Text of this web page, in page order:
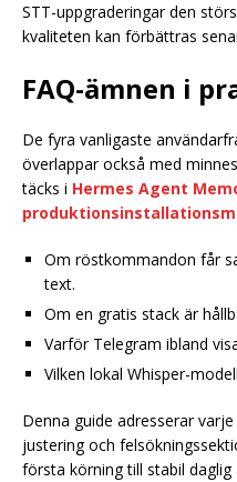
STT-uppgraderingar den
kvaliteten kan förbättras
FAQ-ämnen i
De fyra vanligaste
överlappar också med
täcks i Hermes Agent
Om röstkommandon får
text.
Om en gratis stack är
Varför Telegram ibland
Vilken lokal Whisper-
Denna guide adresserar
justering och
första körning till stabil daglig